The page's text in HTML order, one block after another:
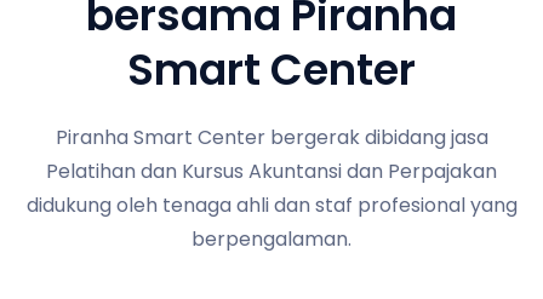
bersama Piranha
Smart Center
Piranha Smart Center bergerak dibidang jasa
Pelatihan dan Kursus Akuntansi dan Perpajakan
didukung oleh tenaga ahli dan staf profesional yang
berpengalaman.